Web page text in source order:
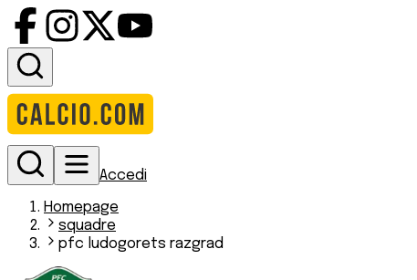
Accedi
Homepage
squadre
pfc ludogorets razgrad